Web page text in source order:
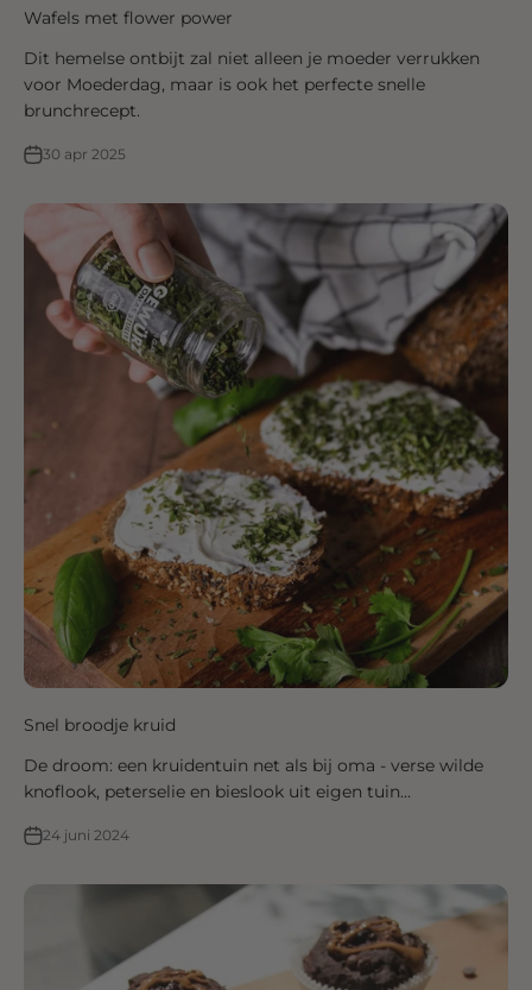
Wafels met flower power
Dit hemelse ontbijt zal niet alleen je moeder verrukken
voor Moederdag, maar is ook het perfecte snelle
brunchrecept.
30 apr 2025
Snel broodje kruid
De droom: een kruidentuin net als bij oma - verse wilde
knoflook, peterselie en bieslook uit eigen tuin...
24 juni 2024